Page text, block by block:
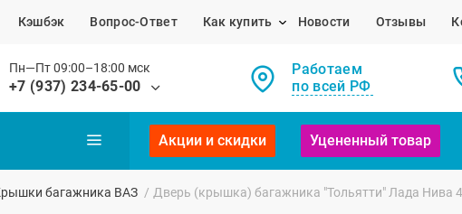
Кэшбэк Вопрос-Ответ Как купить Новости Отзывы
Пн—Пт 09:00–18:00 мск
+7 (937) 234-65-00
Работаем
по всей РФ
Акции и скидки Уцененный товар
багажника ВАЗ / Дверь (крышка) багажника "Тольятти" Лада Нива